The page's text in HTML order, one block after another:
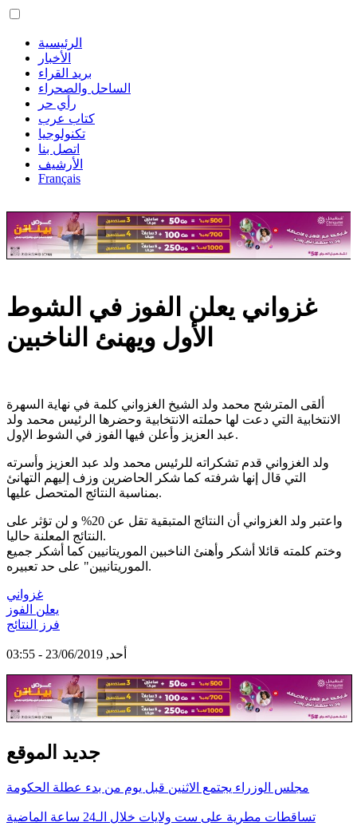
الرئيسية
الأخبار
بريد القراء
الساحل والصحراء
رأي حر
كتاب عرب
تكنولوجيا
اتصل بنا
الأرشيف
Français
غزواني يعلن الفوز في الشوط
الأول ويهنئ الناخبين
ألقى المترشح محمد ولد الشيخ الغزواني كلمة في نهاية السهرة
الانتخابية التي دعت لها حملته الانتخابية وحضرها الرئيس محمد ولد
عبد العزيز وأعلن فيها الفوز في الشوط الإول.
ولد الغزواني قدم تشكراته للرئيس محمد ولد عبد العزيز وأسرته
التي قال إنها شرفته كما شكر الحاضرين وزف إليهم التهانئ
بمناسبة النتائج المتحصل عليها.
واعتبر ولد الغزواني أن النتائج المتبقية تقل عن 20% و لن تؤثر على
النتائج المعلنة حاليا.
وختم كلمته قائلا أشكر وأهنئ الناخبين الموريتانيين كما أشكر جميع
الموريتانيين" على حد تعبيره.
غزواني
يعلن الفوز
فرز النتائج
أحد, 23/06/2019 - 03:55
جديد الموقع
مجلس الوزراء يجتمع الاثنين قبل يوم من بدء عطلة الحكومة
تساقطات مطرية على ست ولايات خلال الـ24 ساعة الماضية